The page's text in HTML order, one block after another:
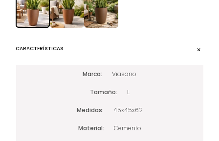
CARACTERÍSTICAS
Marca Viasono
Tamaño L
Medidas 45x45x62
Material Cemento